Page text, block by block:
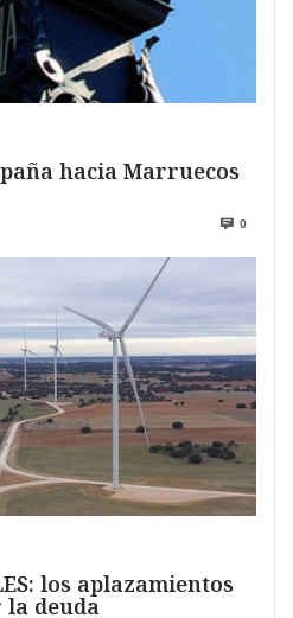
hacia Marruecos
0
los aplazamientos
deuda